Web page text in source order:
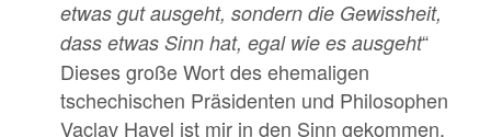
etwas gut ausgeht, sondern die Gewissheit,
dass etwas Sinn hat, egal wie es ausgeht“
Dieses große Wort des ehemaligen
tschechischen Präsidenten und Philosophen
Vaclav Havel ist mir in den Sinn gekommen.